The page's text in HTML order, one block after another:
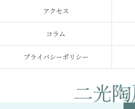
アクセス
コラム
プライバシーポリシー